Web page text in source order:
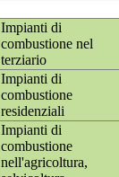
Impianti di
combustione nel
terziario
Impianti di
combustione
residenziali
Impianti di
combustione
nell'agricoltura,